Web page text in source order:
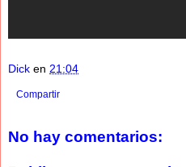
Dick en 21:04
Compartir
No hay comentarios: